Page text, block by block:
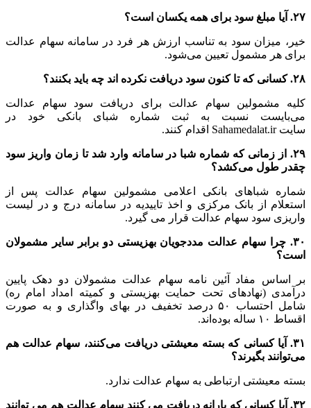
۲۷. آیا مبلغ سود برای همه یکسان است؟
خیر، میزان سود به تناسب ارزش هر فرد در سامانه سهام عدالت
برای هر مشمول تعیین می‌شود.
۲۸. کسانی که تا کنون سود دریافت نکرده اند چه باید بکنند؟
کلیه مشمولین سهام عدالت برای دریافت سود سهام عدالت
می‌بایست نسبت به ثبت شماره شبای بانکی خود در
سایت Sahamedalat.ir اقدام کنند.
۲۹. از زمانی که شماره شبا در سامانه وارد شد تا زمان واریز سود
چقدر طول می‌کشد؟
شماره شباهای بانکی اعلامی مشمولین سهام عدالت پس از
استعلام از بانک مرکزی و اخذ تاییدیه در سامانه درج و در لیست
واریزی سود سهام عدالت قرار می گیرد.
۳۰. چرا سهام عدالت مددجویان بهزیستی دو برابر سایر مشمولان
است؟
بر اساس مفاد آئین نامه سهام عدالت مشمولان دو دهک پایین
درآمدی (نهادهای تحت حمایت بهزیستی و کمیته امداد امام ره)
شامل احتساب ۵۰ درصد تخفیف در بهای واگذاری و به صورت
اقساط ۱۰ ساله بوده‌اند.
۳۱. آیا کسانی که بسته معیشتی دریافت می‌کنند، سهام عدالت هم
می‌توانند بگیرند؟
بسته معیشتی ارتباطی به سهام عدالت ندارد.
۳۲. آیا کسانی که یارانه دریافت می کنند سهام عدالت هم می توانند